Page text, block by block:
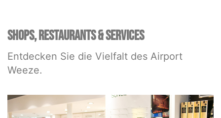
SHOPS, RESTAURANTS & SERVICES
Entdecken Sie die Vielfalt des Airport
Weeze.